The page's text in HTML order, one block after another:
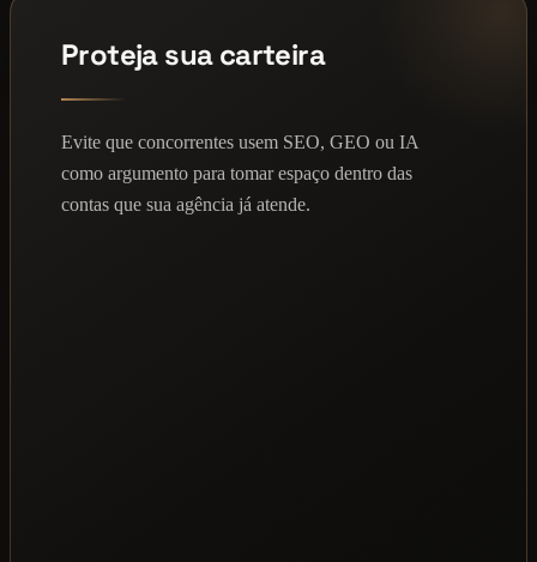
Proteja sua carteira
Evite que concorrentes usem SEO, GEO ou IA
como argumento para tomar espaço dentro das
contas que sua agência já atende.